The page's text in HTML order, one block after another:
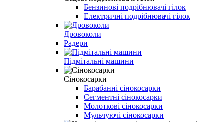
Бензинові подрібнювачі гілок
Електричні подрібнювачі гілок
Дровоколи
Радери
Підмітальні машини
Сінокосарки
Барабанні сінокосарки
Сегментні сінокосарки
Молоткові сінокосарки
Мульчуючі сінокосарки